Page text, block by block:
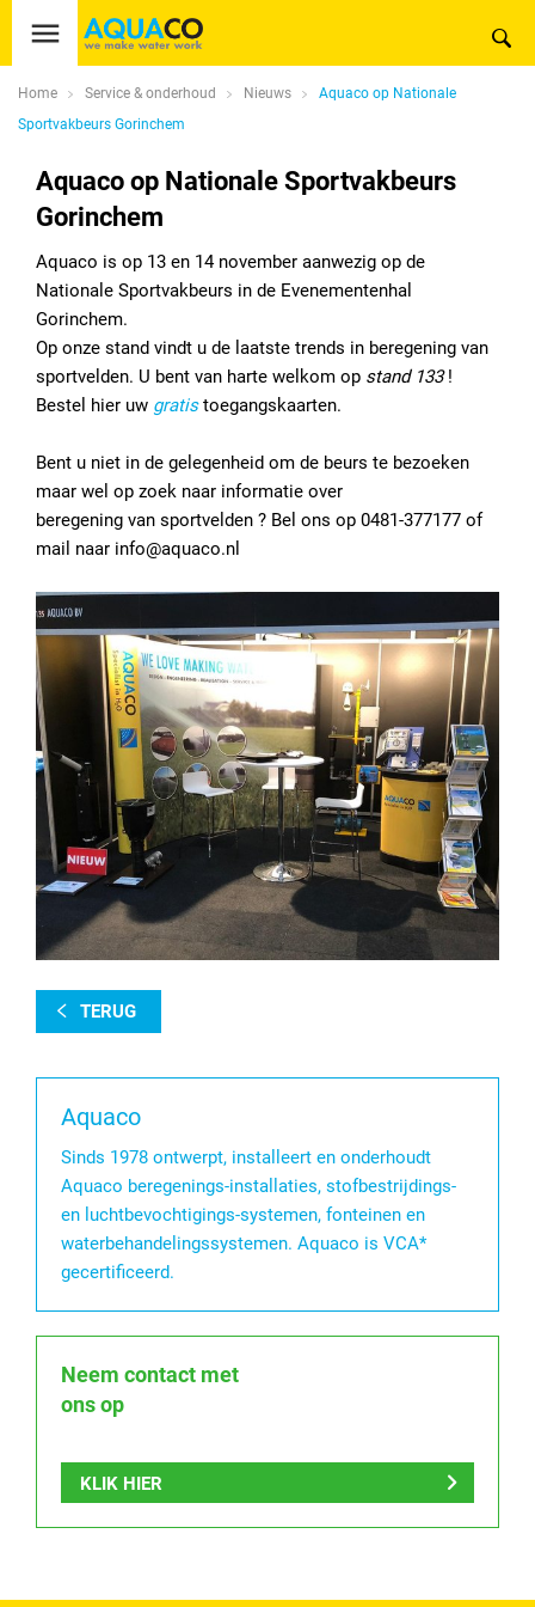
Home Service & onderhoud Nieuws
Aquaco op Nationale
Sportvakbeurs Gorinchem
Aquaco op Nationale Sportvakbeurs
Gorinchem
Aquaco is op 13 en 14 november aanwezig op de
Nationale Sportvakbeurs in de Evenementenhal
Gorinchem.
Op onze stand vindt u de laatste trends in beregening van
sportvelden. U bent van harte welkom op stand 133!
Bestel hier uw gratistoegangskaarten.
Bent u niet in de gelegenheid om de beurs te bezoeken
maar wel op zoek naar informatie over
beregening van sportvelden ? Bel ons op 0481-377177 of
mail naar info@aquaco.nl
TERUG
Aquaco
Sinds 1978 ontwerpt, installeert en onderhoudt
Aquaco beregenings-installaties, stofbestrijdings-
en luchtbevochtigings-systemen, fonteinen en
waterbehandelingssystemen. Aquaco is VCA*
gecertificeerd.
Neem contact met
ons op
KLIK HIER